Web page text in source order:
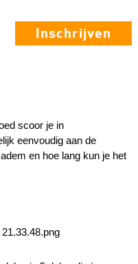
Inschrijven
scoor je in
eenvoudig aan de
en hoe lang kun je het